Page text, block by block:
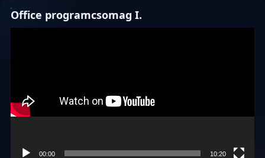
Office programcsomag I.
00:00 10:20